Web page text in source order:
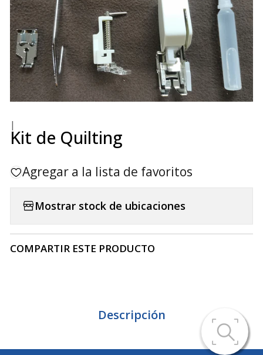
|
Kit de Quilting
Agregar a la lista de favoritos
Mostrar stock de ubicaciones
COMPARTIR ESTE PRODUCTO
Descripción